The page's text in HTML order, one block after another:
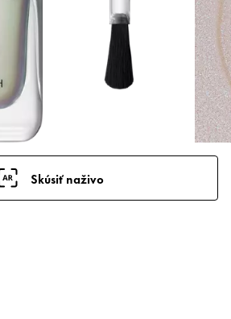
Skúsiť naživo